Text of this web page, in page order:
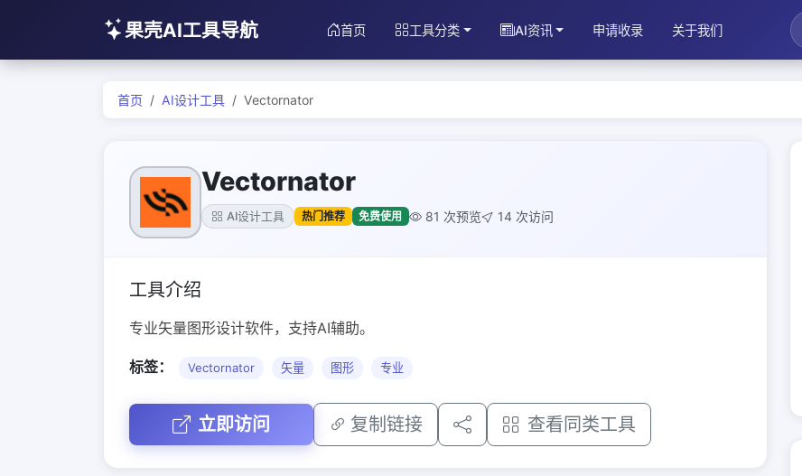
果壳AI工具导航 首页 工具分类 AI资讯 申请收录 关于我们
首页 AI设计工具 Vectornator
Vectornator
AI设计工具 热门推荐 免费使用 81 次预览 14 次访问
工具介绍
专业矢量图形设计软件，支持AI辅助。
标签： Vectornator 矢量 图形 专业
立即访问 复制链接 查看同类工具